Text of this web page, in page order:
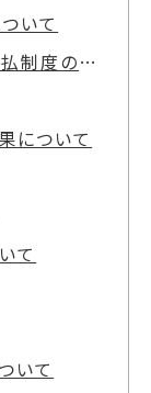
いて
実施状況
について
て
いて